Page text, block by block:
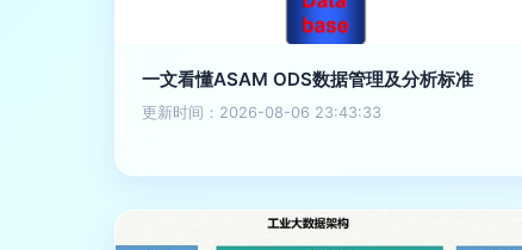
一文看懂ASAM ODS数据管理及分析标准
更新时间：2026-08-06 23:43:33